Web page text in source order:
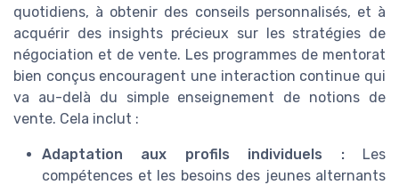
quotidiens, à obtenir des conseils personnalisés, et à
acquérir des insights précieux sur les stratégies de
négociation et de vente. Les programmes de mentorat
bien conçus encouragent une interaction continue qui
va au-delà du simple enseignement de notions de
vente. Cela inclut :
Adaptation aux profils individuels :Les
compétences et les besoins des jeunes alternants